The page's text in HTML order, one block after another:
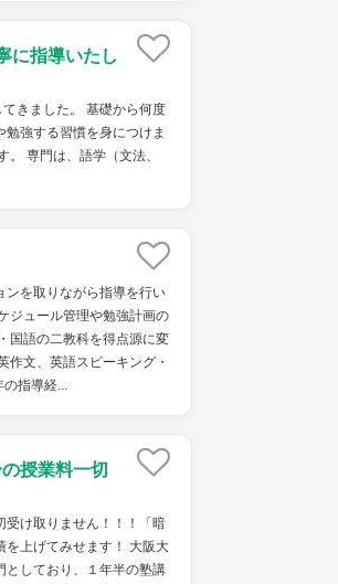
に指導いたし
きました。 基礎から何度
強する習慣を身につけま
専門は、語学（文法、
ンを取りながら指導を行い
ジュール管理や勉強計画の
国語の二教科を得点源に変
作文、英語スピーキング・
の指導経...
授業料一切
受け取りません！！！「暗
を上げてみせます！ 大阪大
としており、１年半の塾講